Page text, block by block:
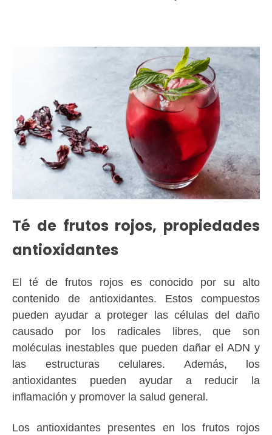
Té de frutos rojos, propiedades
antioxidantes
El té de frutos rojos es conocido por su alto
contenido de antioxidantes. Estos compuestos
pueden ayudar a proteger las células del daño
causado por los radicales libres, que son
moléculas inestables que pueden dañar el ADN y
las estructuras celulares. Además, los
antioxidantes pueden ayudar a reducir la
inflamación y promover la salud general.
Los antioxidantes presentes en los frutos rojos